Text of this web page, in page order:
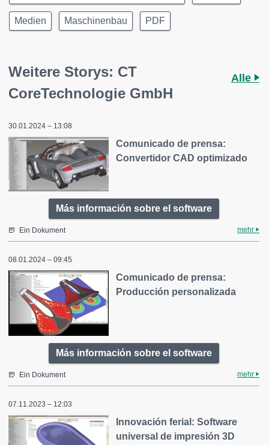
Medien Maschinenbau PDF
Weitere Storys: CT
CoreTechnologie GmbH
Alle
30.01.2024 – 13:08
Comunicado de prensa:
Convertidor CAD optimizado
Más información sobre el software
Ein Dokument mehr
08.01.2024 – 09:45
Comunicado de prensa:
Producción personalizada
Más información sobre el software
Ein Dokument mehr
07.11.2023 – 12:03
Innovación ferial: Software
universal de impresión 3D